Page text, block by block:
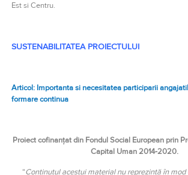
Est si Centru.
SUSTENABILITATEA PROIECTULUI
Articol: Importanta si necesitatea participarii
formare continua
Proiect cofinanțat din Fondul Social European prin
Capital Uman 2014-2020.
“Conţinutul acestui material nu reprezintă în